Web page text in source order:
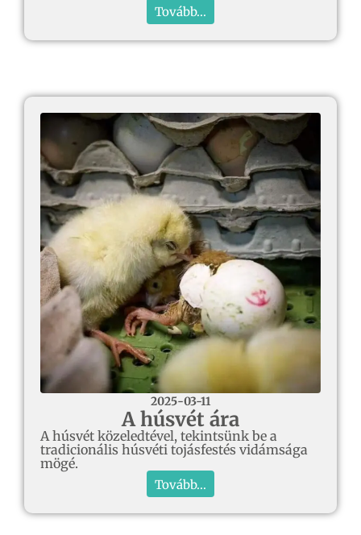
Tovább...
2025-03-11
A húsvét ára
A húsvét közeledtével, tekintsünk be a
tradicionális húsvéti tojásfestés vidámsága
mögé.
Tovább...